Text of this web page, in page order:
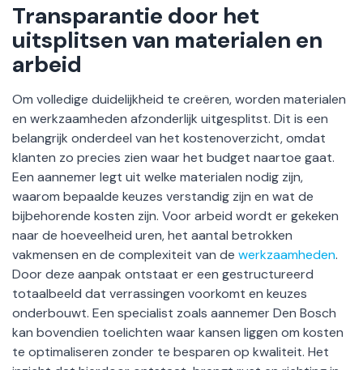
Transparantie door het
uitsplitsen van materialen en
arbeid
Om volledige duidelijkheid te creëren, worden materialen
en werkzaamheden afzonderlijk uitgesplitst. Dit is een
belangrijk onderdeel van het kostenoverzicht, omdat
klanten zo precies zien waar het budget naartoe gaat.
Een aannemer legt uit welke materialen nodig zijn,
waarom bepaalde keuzes verstandig zijn en wat de
bijbehorende kosten zijn. Voor arbeid wordt er gekeken
naar de hoeveelheid uren, het aantal betrokken
vakmensen en de complexiteit van de werkzaamheden.
Door deze aanpak ontstaat er een gestructureerd
totaalbeeld dat verrassingen voorkomt en keuzes
onderbouwt. Een specialist zoals aannemer Den Bosch
kan bovendien toelichten waar kansen liggen om kosten
te optimaliseren zonder te besparen op kwaliteit. Het